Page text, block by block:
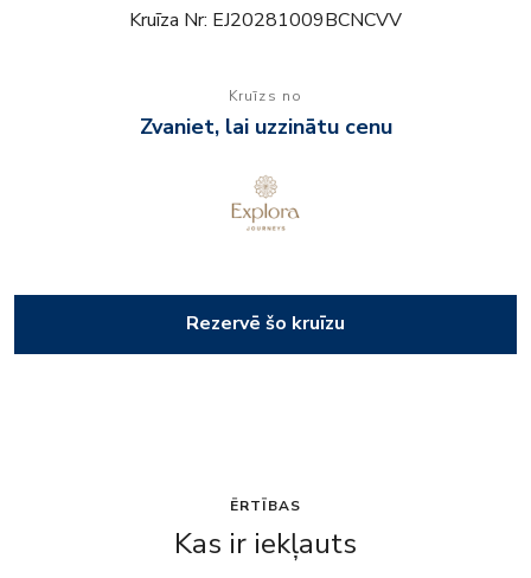
Kruīza Nr: EJ20281009BCNCVV
Kruīzs no
Zvaniet, lai uzzinātu cenu
Rezervē šo kruīzu
ĒRTĪBAS
Kas ir iekļauts